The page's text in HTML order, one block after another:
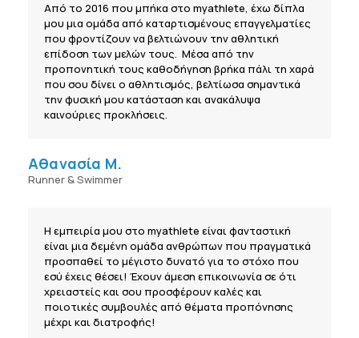
Από το 2016 που μπήκα στο myathlete, έχω δίπλα
μου μια ομάδα από καταρτισμένους επαγγελματίες
που φροντίζουν να βελτιώνουν την αθλητική
επίδοση των μελών τους. Μέσα από την
προπονητική τους καθοδήγηση βρήκα πάλι τη χαρά
που σου δίνει ο αθλητισμός, βελτίωσα σημαντικά
την φυσική μου κατάσταση και ανακάλυψα
καινούριες προκλήσεις.
Αθανασία Μ.
Runner & Swimmer
Η εμπειρία μου στο myathlete είναι φανταστική
είναι μια δεμένη ομάδα ανθρώπων που πραγματικά
προσπαθεί το μέγιστο δυνατό για το στόχο που
εσύ έχεις θέσει! Έχουν άμεση επικοινωνία σε ότι
χρειαστείς και σου προσφέρουν καλές και
ποιοτικές συμβουλές από θέματα προπόνησης
μέχρι και διατροφής!